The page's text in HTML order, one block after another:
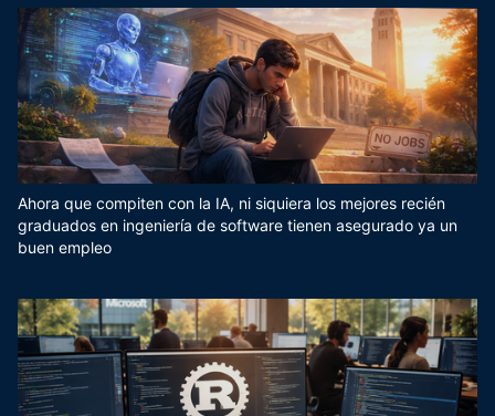
Ahora que compiten con la IA, ni siquiera los mejores recién
graduados en ingeniería de software tienen asegurado ya un
buen empleo